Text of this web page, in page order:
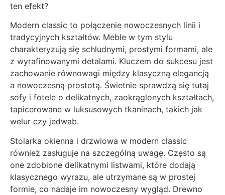
ten efekt?
Modern classic to połączenie nowoczesnych linii i
tradycyjnych kształtów. Meble w tym stylu
charakteryzują się schludnymi, prostymi formami, ale
z wyrafinowanymi detalami. Kluczem do sukcesu jest
zachowanie równowagi między klasyczną elegancją
a nowoczesną prostotą. Świetnie sprawdzą się tutaj
sofy i fotele o delikatnych, zaokrąglonych kształtach,
tapicerowane w luksusowych tkaninach, takich jak
welur czy jedwab.
Stolarka okienna i drzwiowa w modern classic
również zasługuje na szczególną uwagę. Często są
one zdobione delikatnymi listwami, które dodają
klasycznego wyrazu, ale utrzymane są w prostej
formie, co nadaje im nowoczesny wygląd. Drewno